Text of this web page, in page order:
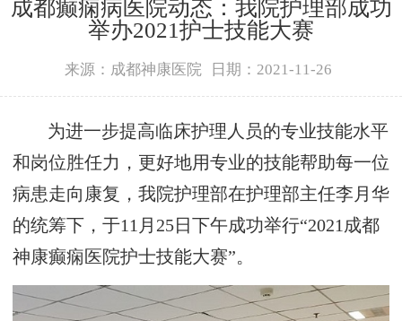
成都癫痫病医院动态：我院护理部成功
举办2021护士技能大赛
来源：成都神康医院 日期：2021-11-26
为进一步提高临床护理人员的专业技能水平
和岗位胜任力，更好地用专业的技能帮助每一位
病患走向康复，我院护理部在护理部主任李月华
的统筹下，于11月25日下午成功举行“2021成都
神康癫痫医院护士技能大赛”。